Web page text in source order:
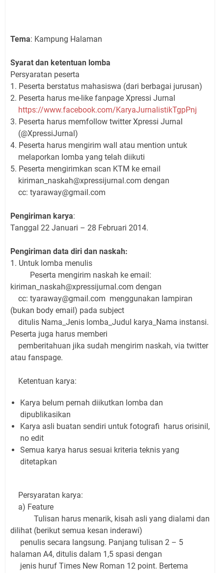
Tema: Kampung Halaman
Syarat dan ketentuan lomba
Persyaratan peserta
1. Peserta berstatus mahasiswa (dari berbagai jurusan)
2. Peserta harus me-like fanpage Xpressi Jurnal
https://www.facebook.com/KaryaJurnalistikTgpPnj
3. Peserta harus memfollow twitter Xpressi Jurnal
(@XpressiJurnal)
4. Peserta harus mengirim wall atau mention untuk
melaporkan lomba yang telah diikuti
5. Peserta mengirimkan scan KTM ke email
kiriman_naskah@xpressijurnal.com dengan
cc: tyaraway@gmail.com
Pengiriman karya:
Tanggal 22 Januari – 28 Februari 2014.
Pengiriman data diri dan naskah:
1. Untuk lomba menulis
Peserta mengirim naskah ke email:
kiriman_naskah@xpressijurnal.com dengan
cc: tyaraway@gmail.com menggunakan lampiran
(bukan body email) pada subject
ditulis Nama_Jenis lomba_Judul karya_Nama instansi.
Peserta juga harus memberi
pemberitahuan jika sudah mengirim naskah, via twitter
atau fanspage.
Ketentuan karya:
Karya belum pernah diikutkan lomba dan
dipublikasikan
Karya asli buatan sendiri untuk fotografi harus orisinil,
no edit
Semua karya harus sesuai kriteria teknis yang
ditetapkan
Persyaratan karya:
a) Feature
Tulisan harus menarik, kisah asli yang dialami dan
dilihat (berikut semua kesan inderawi)
penulis secara langsung. Panjang tulisan 2 – 5
halaman A4, ditulis dalam 1,5 spasi dengan
jenis huruf Times New Roman 12 point. Bertema